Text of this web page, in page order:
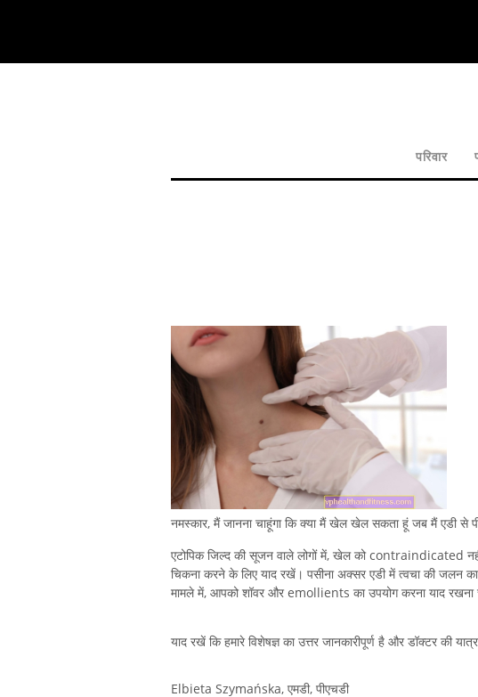
परिवार
नमस्कार, मैं जानना चाहूंगा कि क्या मैं खेल खेल सकता हूं जब मैं एडी से
एटोपिक जिल्द की सूजन वाले लोगों में, खेल को contraindicated
चिकना करने के लिए याद रखें। पसीना अक्सर एडी में त्वचा की जलन
मामले में, आपको शॉवर और emollients का उपयोग करना याद रखना
याद रखें कि हमारे विशेषज्ञ का उत्तर जानकारीपूर्ण है और डॉक्टर की
Elbieta Szymańska, एमडी, पीएचडी